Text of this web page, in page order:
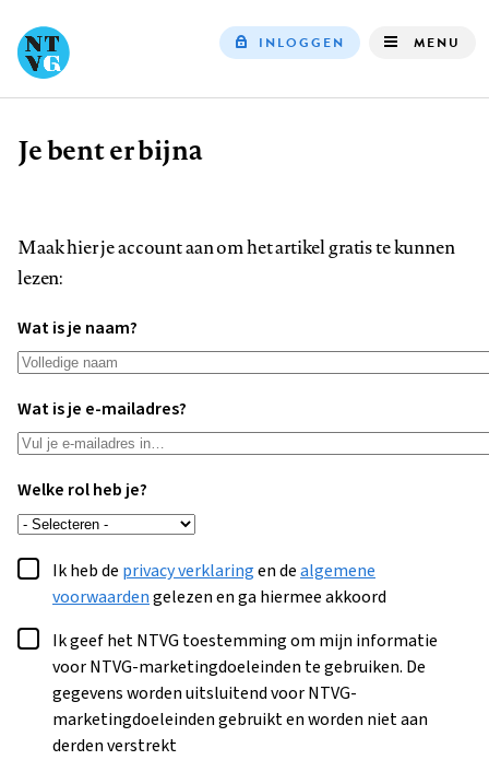
INLOGGEN MENU
Kruimelpad
Je bent er bijna
Maak hier je account aan om het artikel gratis te kunnen
lezen:
Wat is je naam?
Wat is je e-mailadres?
Welke rol heb je?
Ik heb de privacy verklaringen dealgemene
voorwaardengelezen en ga hiermee akkoord
Ik geef het NTVG toestemming om mijn informatie
voor NTVG-marketingdoeleinden te gebruiken. De
gegevens worden uitsluitend voor NTVG-
marketingdoeleinden gebruikt en worden niet aan
derden verstrekt